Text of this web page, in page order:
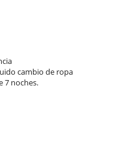
by the sun and every aspect of
live lightly on the planet.
an equipped kitchen and a
and chemical free) and the
and out to the sea.
cambio de ropa
7 noches.